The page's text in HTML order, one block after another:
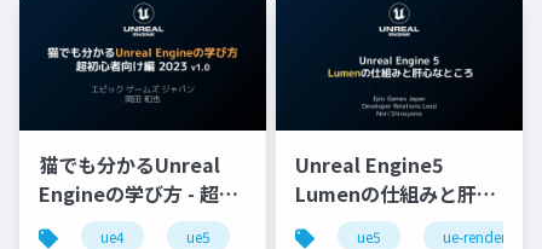
猫でも分かるUnreal
Engineの学び方 - 超初
心者向け編 - 2023 v1.0
ue4 ue5 ue-beginner
Unreal Engine5
Lumenの仕組みと肝心
なところ
ue5 ue-rendering